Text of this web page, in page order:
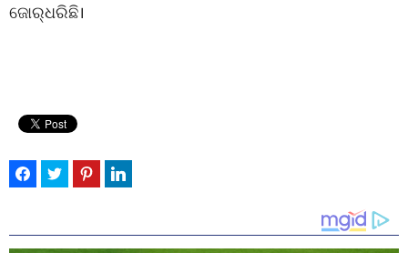
ଜୋର୍‌ଧରିଛି।